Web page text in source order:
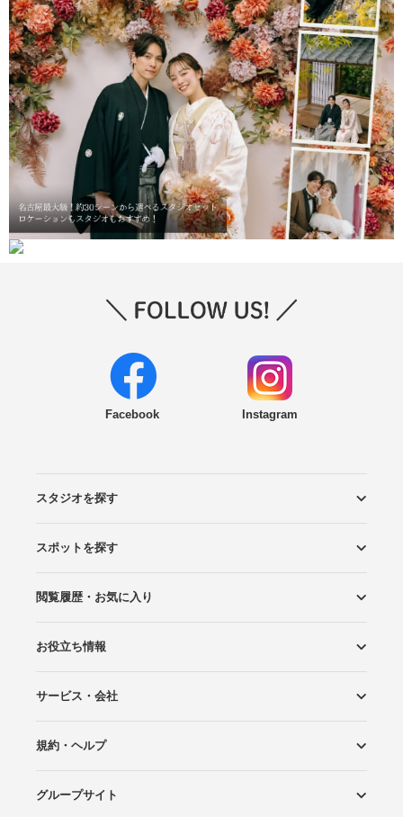
Facebook Instagram
スタジオを探す
エリアから探す
こだわりから探す
NEW PHOTO STYLE
プランから探す
フォトタイプ診断
フォトグラファーから探す
国内リゾートから探す
スポットを探す
ロケーションから探す
スタジオから探す
閲覧履歴・お気に入り
閲覧スタジオ
お気に入り
お役立ち情報
Wedding Photo マガジン
はじめてガイド
サービス・会社
Photoraitとは
スタジオの掲載について
お問い合わせ
運営会社
サイトマップ
規約・ヘルプ
プライバシーポリシー
利用規約
ヘルプ
グループサイト